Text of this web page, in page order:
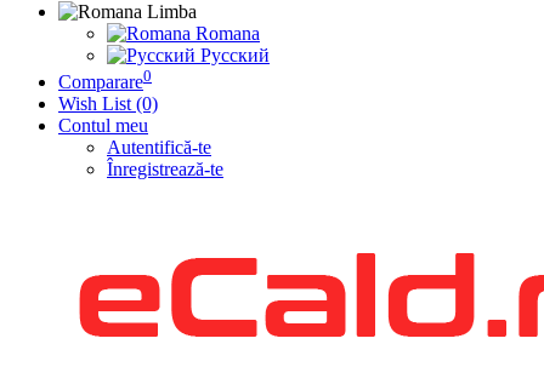
Limba
Romana
Русский
Comparare0
Wish List (0)
Contul meu
Autentifică-te
Înregistrează-te